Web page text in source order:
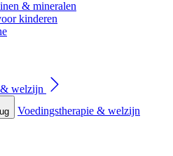
& mineralen
kinderen
welzijn
Voedingstherapie & welzijn